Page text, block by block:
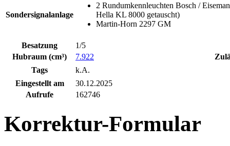
Sondersignalanlage
2 Rundumkennleuchten Bosch /
Hella KL 8000 getauscht)
Martin-Horn 2297 GM
Besatzung
1/5
Hubraum (cm³)
7.922
Tags
k.A.
Eingestellt am
30.12.2025
Aufrufe
162746
Korrektur-Formular